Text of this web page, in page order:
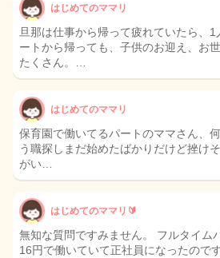
はじめてのママリ
旦那は仕事から帰って疲れていたら、
ートから帰っても、子供のお迎え、お
たくさん。…
はじめてのママリ
保育園で働いてるパートのママさん、
う職探しまだ始めたばかりだけど挫け
がい…
はじめてのママリ🔰
無知な質問ですみません。 フルタイム
16円で働いていて正社員になったので